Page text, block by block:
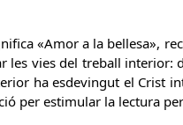
«Amor a la bellesa»,
les vies del treball
ha esdevingut el Crist
per estimular la lectura